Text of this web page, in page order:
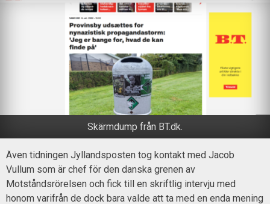
Skärmdump från BT.dk.
Även tidningen Jyllandsposten tog kontakt med Jacob
Vullum som är chef för den danska grenen av
Motståndsrörelsen och fick till en skriftlig intervju med
honom varifrån de dock bara valde att ta med en enda mening